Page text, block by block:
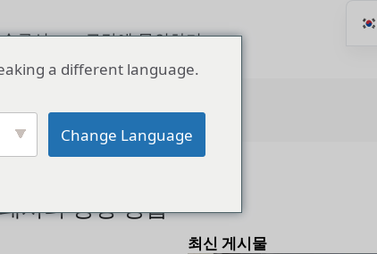
루션 쿠캅에 문의하기
시터 공장 공급
최신 게시물
a different language.
Change Language